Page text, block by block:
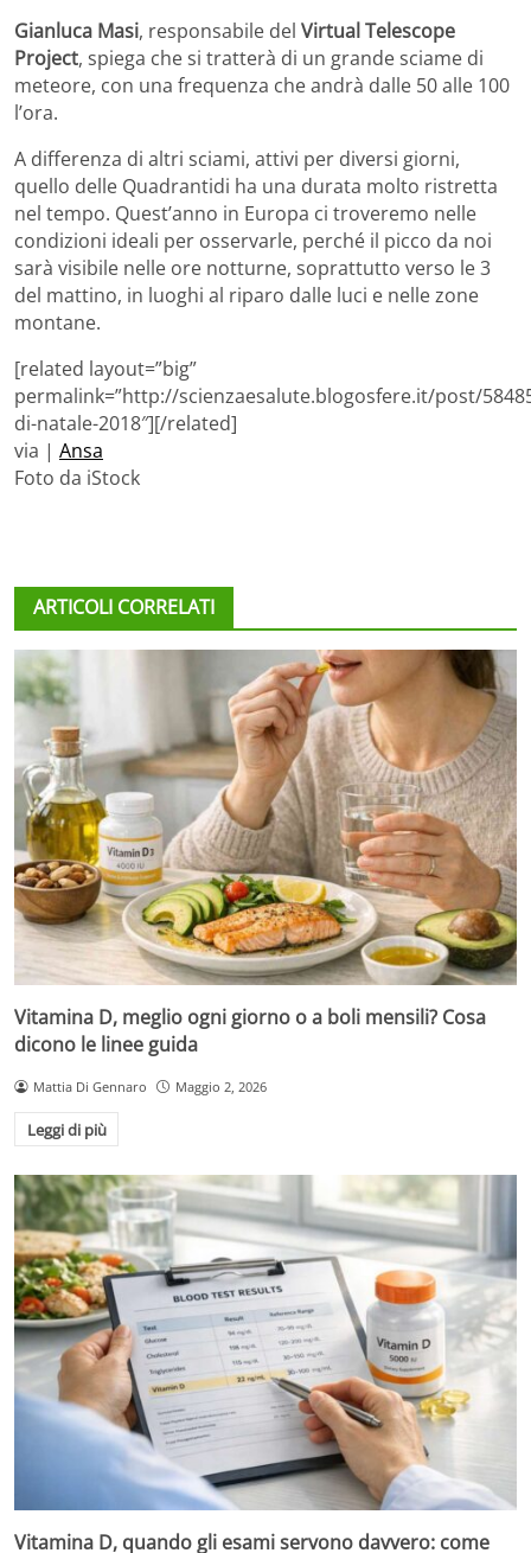
Gianluca Masi, responsabile del Virtual Telescope
Project, spiega che si tratterà di un grande sciame di
meteore, con una frequenza che andrà dalle 50 alle 100
l’ora.
A differenza di altri sciami, attivi per diversi giorni,
quello delle Quadrantidi ha una durata molto ristretta
nel tempo. Quest’anno in Europa ci troveremo nelle
condizioni ideali per osservarle, perché il picco da noi
sarà visibile nelle ore notturne, soprattutto verso le 3
del mattino, in luoghi al riparo dalle luci e nelle zone
montane.
[related layout=”big”
permalink=”http://scienzaesalute.blogosfere.it/post/
di-natale-2018″][/related]
via | Ansa
Foto da iStock
ARTICOLI CORRELATI
Vitamina D, meglio ogni giorno o a boli mensili? Cosa
dicono le linee guida
Mattia Di Gennaro Maggio 2, 2026
Leggi di più
Vitamina D, quando gli esami servono davvero: come